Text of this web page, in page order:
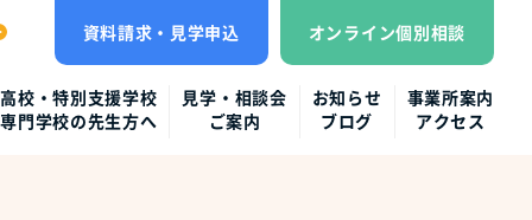
資料請求・見学申込 オンライン個別相談
高校・特別支援学校
専門学校の先生方へ
見学・相談会
ご案内
お知らせ
ブログ
事業所案内
アクセス